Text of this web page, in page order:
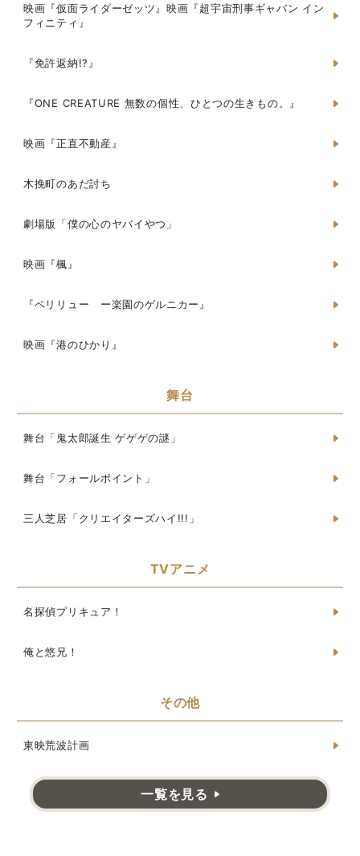
映画『仮面ライダーゼッツ』映画『超宇宙刑事ギャバン イン
フィニティ』
『免許返納!?』
『ONE CREATURE 無数の個性、ひとつの生きもの。』
映画『正直不動産』
木挽町のあだ討ち
劇場版「僕の心のヤバイやつ」
映画『楓』
『ペリリュー ー楽園のゲルニカー』
映画『港のひかり』
舞台
舞台「鬼太郎誕生 ゲゲゲの謎」
舞台「フォールポイント」
三人芝居「クリエイターズハイ!!!」
TVアニメ
名探偵プリキュア！
俺と悠兄！
その他
東映荒波計画
一覧を見る